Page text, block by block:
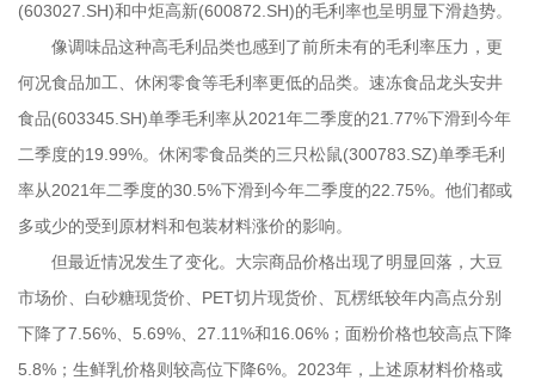
(603027.SH)和中炬高新(600872.SH)的毛利率也呈明显下滑趋势。
像调味品这种高毛利品类也感到了前所未有的毛利率压力，更
何况食品加工、休闲零食等毛利率更低的品类。速冻食品龙头安井
食品(603345.SH)单季毛利率从2021年二季度的21.77%下滑到今年
二季度的19.99%。休闲零食品类的三只松鼠(300783.SZ)单季毛利
率从2021年二季度的30.5%下滑到今年二季度的22.75%。他们都或
多或少的受到原材料和包装材料涨价的影响。
但最近情况发生了变化。大宗商品价格出现了明显回落，大豆
市场价、白砂糖现货价、PET切片现货价、瓦楞纸较年内高点分别
下降了7.56%、5.69%、27.11%和16.06%；面粉价格也较高点下降
5.8%；生鲜乳价格则较高位下降6%。2023年，上述原材料价格或